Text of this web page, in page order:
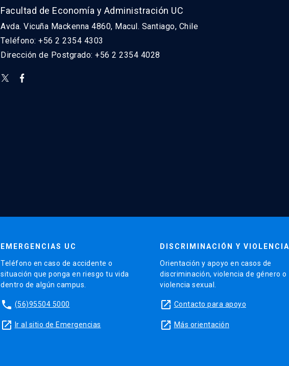
Facultad de Economía y Administración UC
Avda. Vicuña Mackenna 4860, Macul. Santiago, Chile
Teléfono: +56 2 2354 4303
Dirección de Postgrado: +56 2 2354 4028
EMERGENCIAS UC
Teléfono en caso de accidente o
situación que ponga en riesgo tu vida
dentro de algún campus.
phone (56)95504 5000
launch Ir al sitio de Emergencias
DISCRIMINACIÓN Y VIOLENCIA
Orientación y apoyo en casos de
discriminación, violencia de género o
violencia sexual.
launch Contacto para apoyo
launch Más orientación